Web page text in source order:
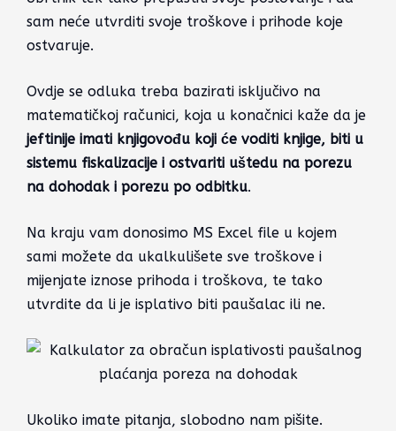
sam neće utvrditi svoje troškove i prihode koje
ostvaruje.
Ovdje se odluka treba bazirati isključivo na
matematičkoj računici, koja u konačnici kaže da je
jeftinije imati knjigovođu koji će voditi knjige, biti u
sistemu fiskalizacije i ostvariti uštedu na porezu
na dohodak i porezu po odbitku.
Na kraju vam donosimo MS Excel file u kojem
sami možete da ukalkulišete sve troškove i
mijenjate iznose prihoda i troškova, te tako
utvrdite da li je isplativo biti paušalac ili ne.
Ukoliko imate pitanja, slobodno nam pišite.